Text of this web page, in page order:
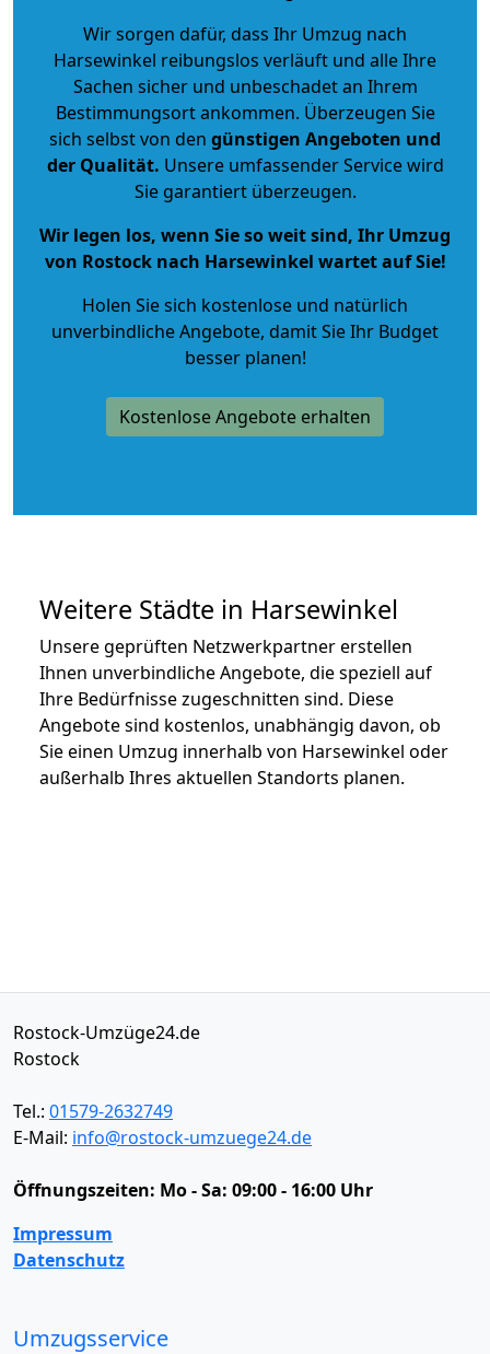
Wir sorgen dafür, dass Ihr Umzug nach
Harsewinkel reibungslos verläuft und alle Ihre
Sachen sicher und unbeschadet an Ihrem
Bestimmungsort ankommen. Überzeugen Sie
sich selbst von den günstigen Angeboten und
der Qualität. Unsere umfassender Service wird
Sie garantiert überzeugen.
Wir legen los, wenn Sie so weit sind, Ihr Umzug
von Rostock nach Harsewinkel wartet auf Sie!
Holen Sie sich kostenlose und natürlich
unverbindliche Angebote, damit Sie Ihr Budget
besser planen!
Kostenlose Angebote erhalten
Weitere Städte in Harsewinkel
Unsere geprüften Netzwerkpartner erstellen
Ihnen unverbindliche Angebote, die speziell auf
Ihre Bedürfnisse zugeschnitten sind. Diese
Angebote sind kostenlos, unabhängig davon, ob
Sie einen Umzug innerhalb von Harsewinkel oder
außerhalb Ihres aktuellen Standorts planen.
Rostock-Umzüge24.de
Rostock
Tel.: 01579-2632749
E-Mail: info@rostock-umzuege24.de
Öffnungszeiten: Mo - Sa: 09:00 - 16:00 Uhr
Impressum
Datenschutz
Umzugsservice